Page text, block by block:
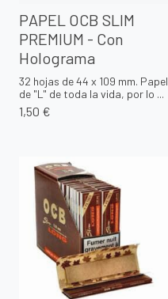
PAPEL OCB SLIM
PREMIUM - Con
Holograma
32 hojas de 44 x 109 mm. Papel
de "L" de toda la vida, por lo ...
1,50 €